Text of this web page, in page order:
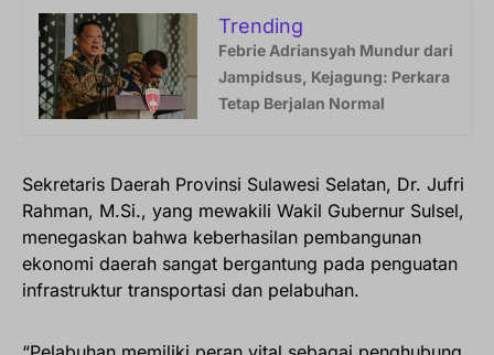
Trending
Febrie Adriansyah Mundur dari
Jampidsus, Kejagung: Perkara
Tetap Berjalan Normal
Sekretaris Daerah Provinsi Sulawesi Selatan, Dr. Jufri
Rahman, M.Si., yang mewakili Wakil Gubernur Sulsel,
menegaskan bahwa keberhasilan pembangunan
ekonomi daerah sangat bergantung pada penguatan
infrastruktur transportasi dan pelabuhan.